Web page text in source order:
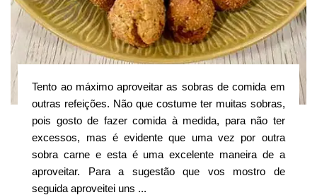
Tento ao máximo aproveitar as sobras de comida em
outras refeições. Não que costume ter muitas sobras,
pois gosto de fazer comida à medida, para não ter
excessos, mas é evidente que uma vez por outra
sobra carne e esta é uma excelente maneira de a
aproveitar. Para a sugestão que vos mostro de
seguida aproveitei uns ...